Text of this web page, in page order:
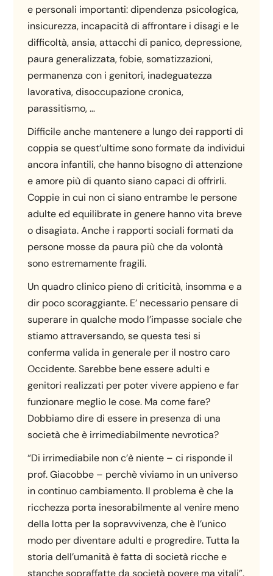
e personali importanti: dipendenza psicologica,
insicurezza, incapacità di affrontare i disagi e le
difficoltà, ansia, attacchi di panico, depressione,
paura generalizzata, fobie, somatizzazioni,
permanenza con i genitori, inadeguatezza
lavorativa, disoccupazione cronica,
parassitismo, …
Difficile anche mantenere a lungo dei rapporti di
coppia se quest’ultime sono formate da individui
ancora infantili, che hanno bisogno di attenzione
e amore più di quanto siano capaci di offrirli.
Coppie in cui non ci siano entrambe le persone
adulte ed equilibrate in genere hanno vita breve
o disagiata. Anche i rapporti sociali formati da
persone mosse da paura più che da volontà
sono estremamente fragili.
Un quadro clinico pieno di criticità, insomma e a
dir poco scoraggiante. E’ necessario pensare di
superare in qualche modo l’impasse sociale che
stiamo attraversando, se questa tesi si
conferma valida in generale per il nostro caro
Occidente. Sarebbe bene essere adulti e
genitori realizzati per poter vivere appieno e far
funzionare meglio le cose. Ma come fare?
Dobbiamo dire di essere in presenza di una
società che è irrimediabilmente nevrotica?
“Di irrimediabile non c’è niente – ci risponde il
prof. Giacobbe – perchè viviamo in un universo
in continuo cambiamento. Il problema è che la
ricchezza porta inesorabilmente al venire meno
della lotta per la sopravvivenza, che è l’unico
modo per diventare adulti e progredire. Tutta la
storia dell’umanità è fatta di società ricche e
stanche sopraffatte da società povere ma vitali”.